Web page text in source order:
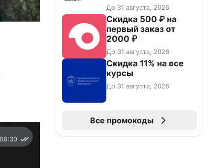
До 31 августа, 2026
Скидка 500 ₽ на
первый заказ от
2000 ₽
До 31 августа, 2026
Скидка 11% на все
курсы
До 31 августа, 2026
Все промокоды